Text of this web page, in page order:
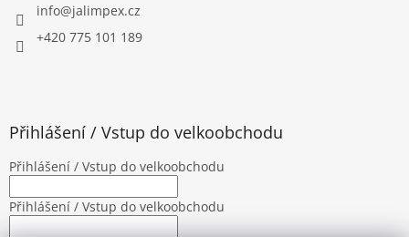
info@jalimpex.cz
+420 775 101 189
Přihlášení / Vstup do velkoobchodu
Přihlášení / Vstup do velkoobchodu
Přihlášení / Vstup do velkoobchodu